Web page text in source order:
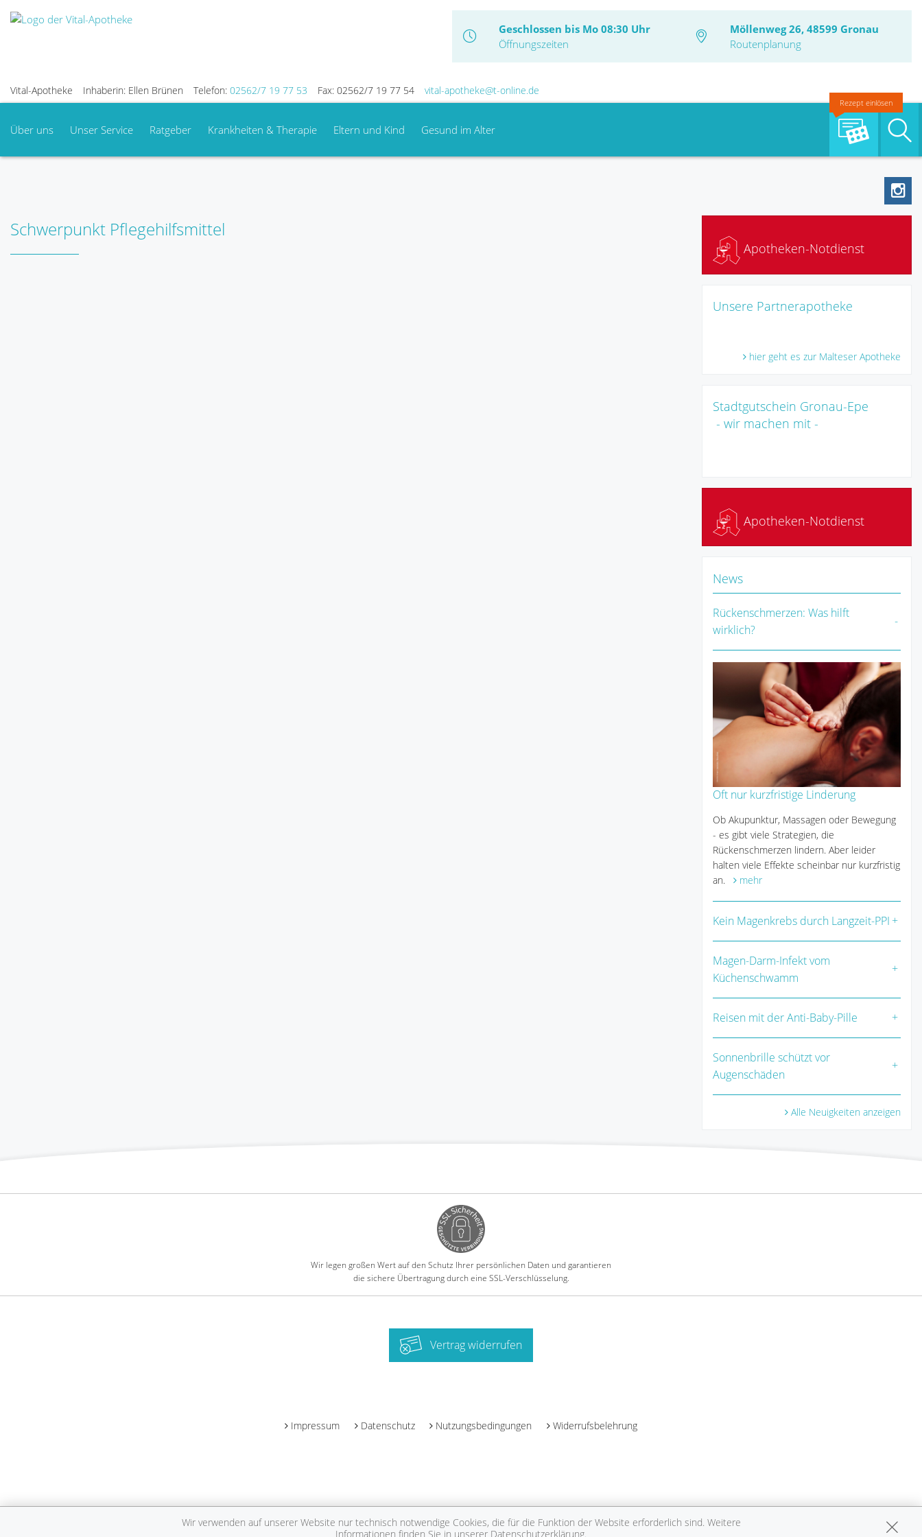
Geschlossen bis Mo 08:30 Uhr
Öffnungszeiten
Möllenweg 26, 48599 Gronau
Routenplanung
Vital-Apotheke Inhaberin: Ellen Brünen Telefon: 02562/7 19 77 53 Fax: 02562/7 19 77 54 vital-apotheke@t-online.de
Über uns Unser Service Ratgeber Krankheiten & Therapie Eltern und Kind Gesund im Alter
Rezept einlösen
Schwerpunkt Pflegehilfsmittel
Apotheken-Notdienst
Unsere Partnerapotheke
hier geht es zur Malteser Apotheke
Stadtgutschein Gronau-Epe
- wir machen mit -
Apotheken-Notdienst
News
Rückenschmerzen: Was hilft
wirklich?
Oft nur kurzfristige Linderung
Ob Akupunktur, Massagen oder Bewegung
- es gibt viele Strategien, die
Rückenschmerzen lindern. Aber leider
halten viele Effekte scheinbar nur kurzfristig
an.
mehr
Kein Magenkrebs durch Langzeit-PPI
Magen-Darm-Infekt vom
Küchenschwamm
Reisen mit der Anti-Baby-Pille
Sonnenbrille schützt vor
Augenschäden
Alle Neuigkeiten anzeigen
Wir legen großen Wert auf den Schutz Ihrer persönlichen Daten und garantieren
die sichere Übertragung durch eine SSL-Verschlüsselung.
Vertrag widerrufen
Impressum Datenschutz Nutzungsbedingungen Widerrufsbelehrung
Wir verwenden auf unserer Website nur technisch notwendige Cookies, die für die Funktion der Website erforderlich sind. Weitere
Informationen finden Sie in unserer Datenschutzerklärung.